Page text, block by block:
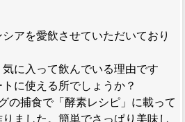
アを愛飲させていただいており
に入って飲んでいる理由です
に使える所でしょうか？
の捕食で「酵素レシピ」に載って
ました。簡単でさっぱり美味し